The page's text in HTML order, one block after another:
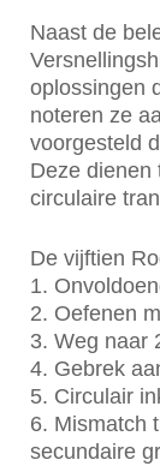
Naast de
oplossingen
noteren ze
voorgesteld
Deze dienen
circulaire
De vijftien
1.
2. Oefenen
3. Weg naar
4. Gebrek
5. Circulair
6. Mismatch
secundaire